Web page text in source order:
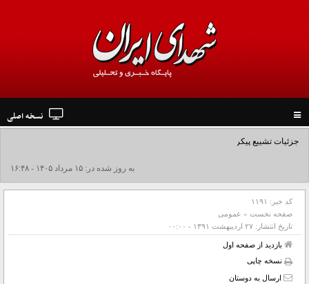
navigation
نسخه اصلی
جزئیات تشییع پیکر مطهر رهبر شهید در نجف و کربلا
به روز شده در: ۱۵ مرداد ۱۴۰۵ - ۱۶:۴۸
کد خبر: ۱۱۹۱
صفحه نخست » عمومی
تاریخ انتشار: ۲۷ ارديبهشت ۱۳۹۱ - ۰۰:۰۰
بازدید از صفحه اول
نسخه چاپی
ارسال به دوستان